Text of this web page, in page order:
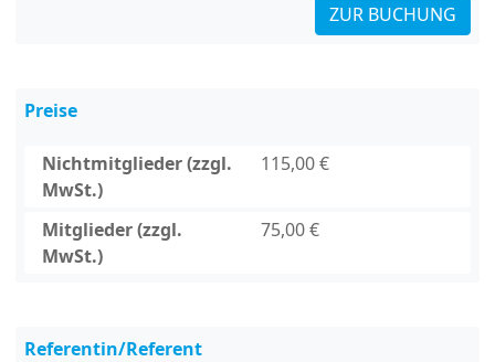
ZUR BUCHUNG
Preise
Nichtmitglieder (zzgl.
MwSt.)
115,00 €
Mitglieder (zzgl.
MwSt.)
75,00 €
Referentin/Referent